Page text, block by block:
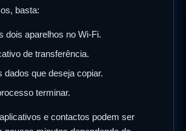
basta:
dois aparelhos no Wi-Fi.
de transferência.
dados que deseja copiar.
terminar.
e contactos podem ser